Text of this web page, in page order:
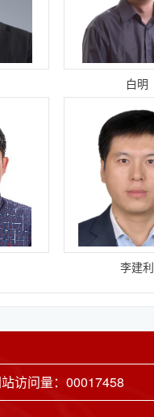
白明
李建利
访问量： 00017458